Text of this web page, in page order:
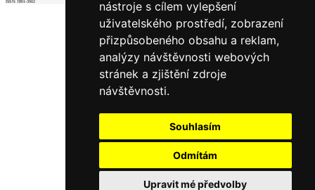
nástroje s cílem vylepšení
uživatelského prostředí, zobrazení
přizpůsobeného obsahu a reklam,
analýzy návštěvnosti webových
stránek a zjištění zdroje
návštěvnosti.
Souhlasím
Odmítám
Upravit mé předvolby
ISSN: 1801-3902